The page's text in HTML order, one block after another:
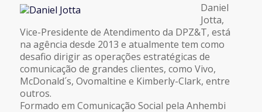
Daniel
Jotta,
Vice-Presidente de Atendimento da DPZ&T, está
na agência desde 2013 e atualmente tem como
desafio dirigir as operações estratégicas de
comunicação de grandes clientes, como Vivo,
McDonald´s, Ovomaltine e Kimberly-Clark, entre
outros.
Formado em Comunicação Social pela Anhembi